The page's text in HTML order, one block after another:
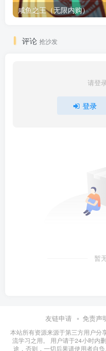
咸鱼之王（无限内购）
评论 抢沙发
请登
登录
暂
友链申请 免责声
本站所有资源来源于第三方用户分
流学习之用。 用户请于24小时内
途，否则，一切后果请使用者自